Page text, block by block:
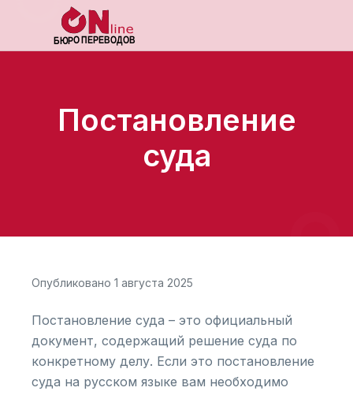
Постановление
суда
Опубликовано 1 августа 2025
Постановление суда – это официальный
документ, содержащий решение суда по
конкретному делу. Если это постановление
суда на русском языке вам необходимо